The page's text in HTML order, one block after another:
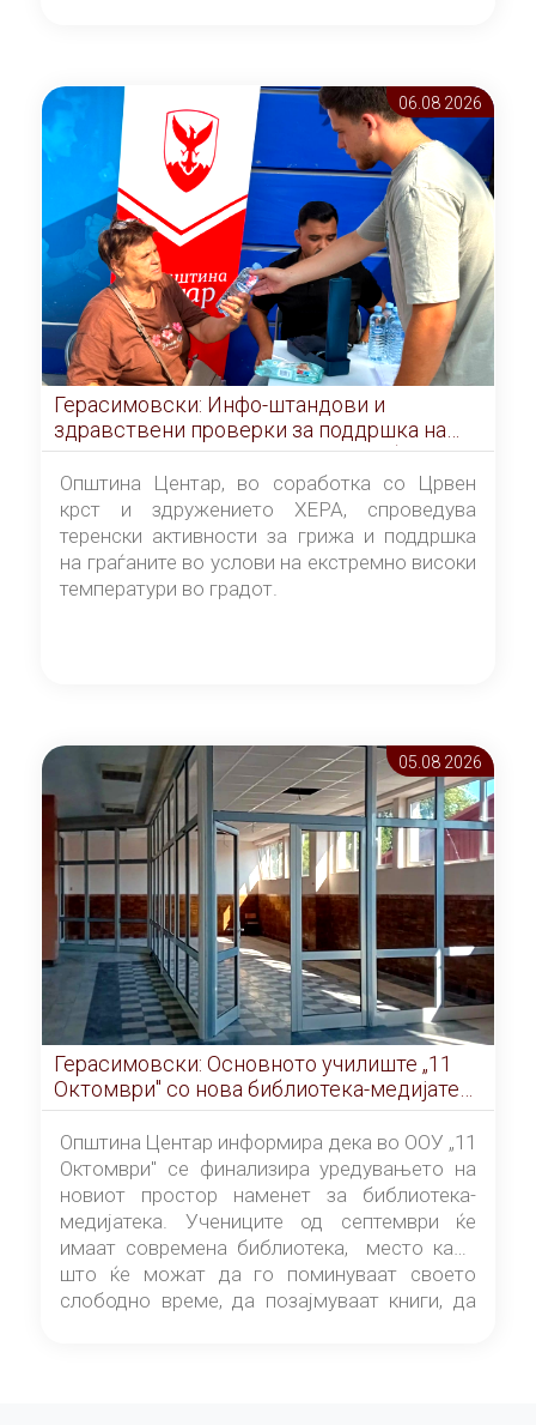
06.08 2026
Герасимовски: Инфо-штандови и
здравствени проверки за поддршка на
граѓаните во услови на топлотен бран
Општина Центар, во соработка со Црвен
крст и здружението ХЕРА, спроведува
теренски активности за грижа и поддршка
на граѓаните во услови на екстремно високи
температури во градот.
05.08 2026
Герасимовски: Основното училиште „11
Октомври" со нова библиотека-медијатека
од септември
Општина Центар информира дека во ООУ „11
Октомври" се финализира уредувањето на
новиот простор наменет за библиотека-
медијатека. Учениците од септември ќе
имаат современа библиотека, место каде
што ќе можат да го поминуваат своето
слободно време, да позајмуваат книги, да